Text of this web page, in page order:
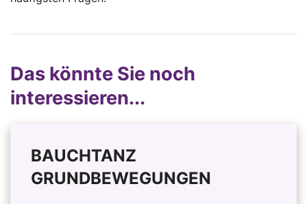
Das könnte Sie noch
interessieren...
BAUCHTANZ
GRUNDBEWEGUNGEN